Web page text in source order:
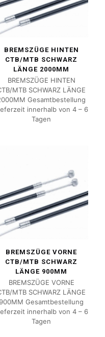
BREMSZÜGE HINTEN
CTB/MTB SCHWARZ
LÄNGE 2000MM
BREMSZÜGE HINTEN
MTB SCHWARZ LÄNGE
Gesamtbestellung
innerhalb von 4 – 6
Tagen
BREMSZÜGE VORNE
CTB/MTB SCHWARZ
LÄNGE 900MM
BREMSZÜGE VORNE
MTB SCHWARZ LÄNGE
900MM Gesamtbestellung
innerhalb von 4 – 6
Tagen